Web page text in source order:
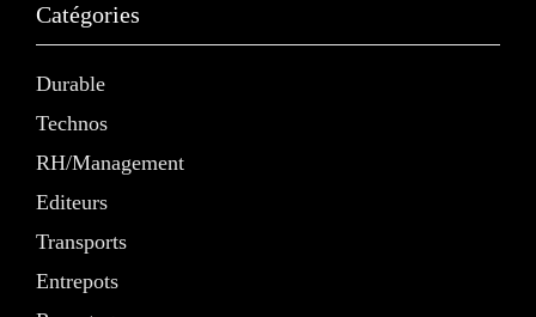
Catégories
Durable
Technos
RH/Management
Editeurs
Transports
Entrepots